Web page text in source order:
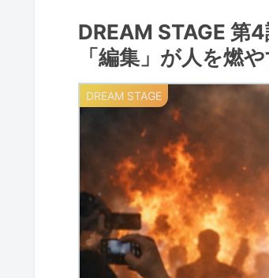
DREAM STAGE 第
「編集」が人を燃
DREAM STAGE